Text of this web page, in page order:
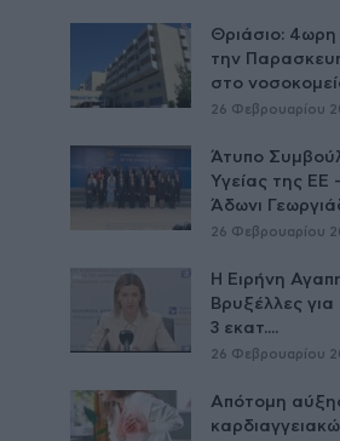
Θριάσιο:
την
στο
26 Φεβρουαρίου
Άτυπο
Υγείας της ΕE
Άδωνι
26 Φεβρουαρίου
Η Ειρήνη
Βρυξέλλες
3 εκατ....
26 Φεβρουαρίου
Απότομη